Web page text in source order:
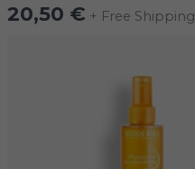
20,50 € + Free Shipping